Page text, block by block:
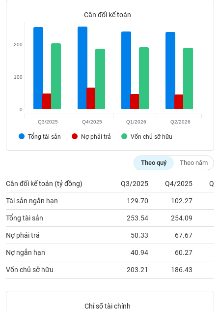
Cân đối kế toán
Tổng tài sản Nợ phải trả Vốn chủ sỡ hữu
0
100
200
Q3/2025 Q4/2025 Q1/2026 Q2/2026
Theo quý Theo năm
Cân đối kế toán (tỷ đồng) Q3/2025 Q4/2025
Tài sản ngắn hạn 129.70 102.27
Tổng tài sản 253.54 254.09
Nợ phải trả 50.33 67.67
Nợ ngắn hạn 40.94 60.27
Vốn chủ sở hữu 203.21 186.43
Chỉ số tài chính
(-)
Thuật
tạo
Sách
tài
chính
Công